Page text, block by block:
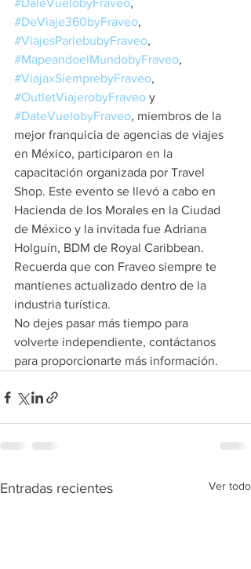
#DaleVuelobyFraveo,
#DeViaje360byFraveo,
#ViajesParlebubyFraveo,
#MapeandoelMundobyFraveo,
#ViajaxSiemprebyFraveo,
#OutletViajerobyFraveo y
#DateVuelobyFraveo, miembros de la
mejor franquicia de agencias de viajes
en México, participaron en la
capacitación organizada por Travel
Shop. Este evento se llevó a cabo en
Hacienda de los Morales en la Ciudad
de México y la invitada fue Adriana
Holguín, BDM de Royal Caribbean.
Recuerda que con Fraveo siempre te
mantienes actualizado dentro de la
industria turística.
No dejes pasar más tiempo para
volverte independiente, contáctanos
para proporcionarte más información.
Entradas recientes Ver todo